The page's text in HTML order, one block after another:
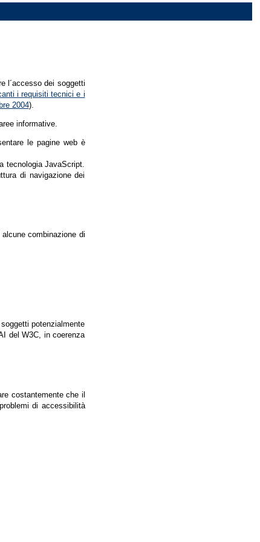
l´accesso dei soggetti
i requisiti tecnici e i
2004).
informative.
le pagine web è
tecnologia JavaScript.
di navigazione dei
combinazione di
potenzialmente
del W3C, in coerenza
costantemente che il
di accessibilità